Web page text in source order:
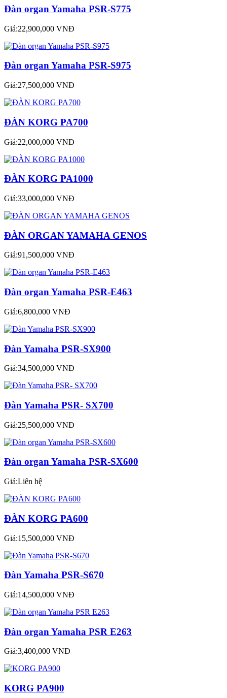
Đàn organ Yamaha PSR-S775
Giá:22,900,000 VNĐ
Đàn organ Yamaha PSR-S975
Giá:27,500,000 VNĐ
ĐÀN KORG PA700
Giá:22,000,000 VNĐ
ĐÀN KORG PA1000
Giá:33,000,000 VNĐ
ĐÀN ORGAN YAMAHA GENOS
Giá:91,500,000 VNĐ
Đàn organ Yamaha PSR-E463
Giá:6,800,000 VNĐ
Đàn Yamaha PSR-SX900
Giá:34,500,000 VNĐ
Đàn Yamaha PSR- SX700
Giá:25,500,000 VNĐ
Đàn organ Yamaha PSR-SX600
Giá:Liên hệ
ĐÀN KORG PA600
Giá:15,500,000 VNĐ
Đàn Yamaha PSR-S670
Giá:14,500,000 VNĐ
Đàn organ Yamaha PSR E263
Giá:3,400,000 VNĐ
KORG PA900